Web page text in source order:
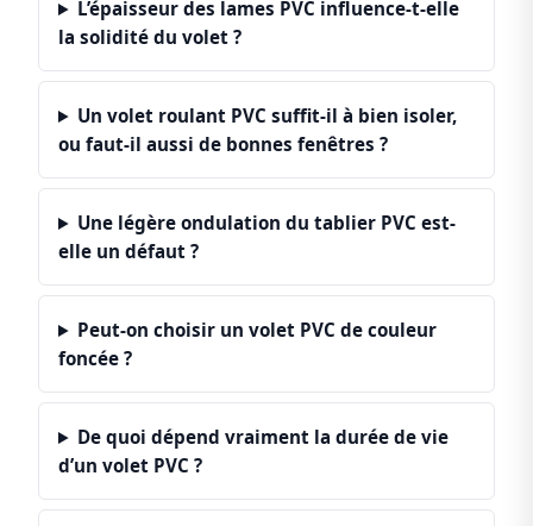
L’épaisseur des lames PVC influence-t-elle
la solidité du volet ?
Un volet roulant PVC suffit-il à bien isoler,
ou faut-il aussi de bonnes fenêtres ?
Une légère ondulation du tablier PVC est-
elle un défaut ?
Peut-on choisir un volet PVC de couleur
foncée ?
De quoi dépend vraiment la durée de vie
d’un volet PVC ?